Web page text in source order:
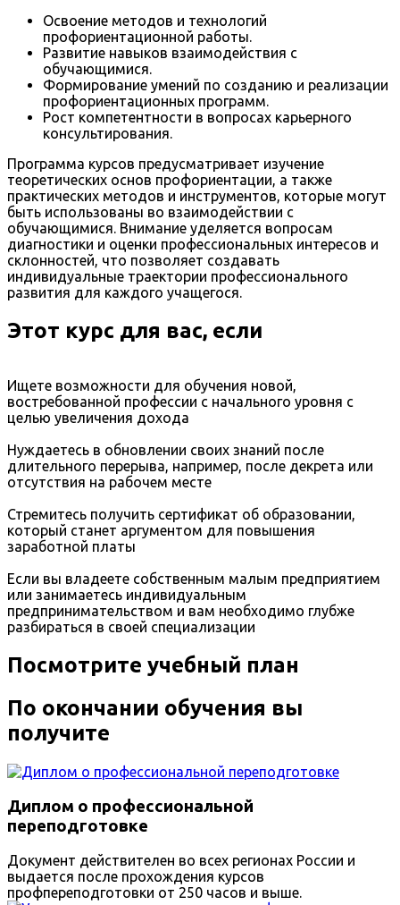
Освоение методов и технологий
профориентационной работы.
Развитие навыков взаимодействия с
обучающимися.
Формирование умений по созданию и реализации
профориентационных программ.
Рост компетентности в вопросах карьерного
консультирования.
Программа курсов предусматривает изучение
теоретических основ профориентации, а также
практических методов и инструментов, которые могут
быть использованы во взаимодействии с
обучающимися. Внимание уделяется вопросам
диагностики и оценки профессиональных интересов и
склонностей, что позволяет создавать
индивидуальные траектории профессионального
развития для каждого учащегося.
Этот курс для вас, если
Ищете возможности для обучения новой,
востребованной профессии с начального уровня с
целью увеличения дохода
Нуждаетесь в обновлении своих знаний после
длительного перерыва, например, после декрета или
отсутствия на рабочем месте
Стремитесь получить сертификат об образовании,
который станет аргументом для повышения
заработной платы
Если вы владеете собственным малым предприятием
или занимаетесь индивидуальным
предпринимательством и вам необходимо глубже
разбираться в своей специализации
Посмотрите учебный план
По окончании обучения вы
получите
Диплом о профессиональной
переподготовке
Документ действителен во всех регионах России и
выдается после прохождения курсов
профпереподготовки от 250 часов и выше.